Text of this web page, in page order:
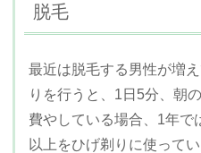
脱毛
最近は脱毛する男性が増
りを行うと、1日5分、朝
費やしている場合、1年で
以上をひげ剃りに使って